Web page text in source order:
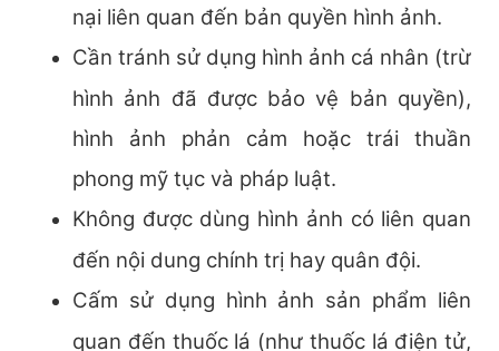
nại liên quan đến bản quyền hình ảnh.
Cần tránh sử dụng hình ảnh cá nhân (trừ
hình ảnh đã được bảo vệ bản quyền),
hình ảnh phản cảm hoặc trái thuần
phong mỹ tục và pháp luật.
Không được dùng hình ảnh có liên quan
đến nội dung chính trị hay quân đội.
Cấm sử dụng hình ảnh sản phẩm liên
quan đến thuốc lá (như thuốc lá điện tử,